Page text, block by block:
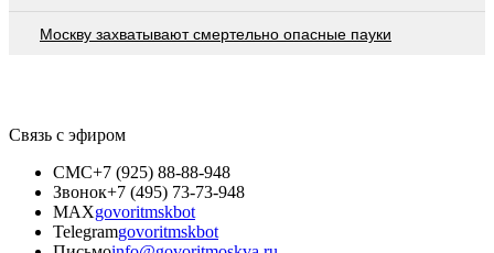
Москву захватывают смертельно опасные пауки
Связь с эфиром
СМС+7 (925) 88-88-948
Звонок+7 (495) 73-73-948
MAXgovoritmskbot
Telegramgovoritmskbot